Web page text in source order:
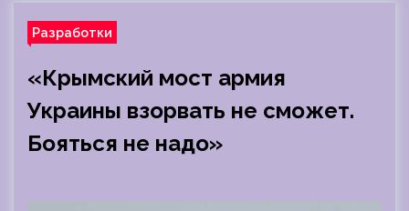
Разработки
«Крымский мост армия
Украины взорвать не сможет.
Бояться не надо»